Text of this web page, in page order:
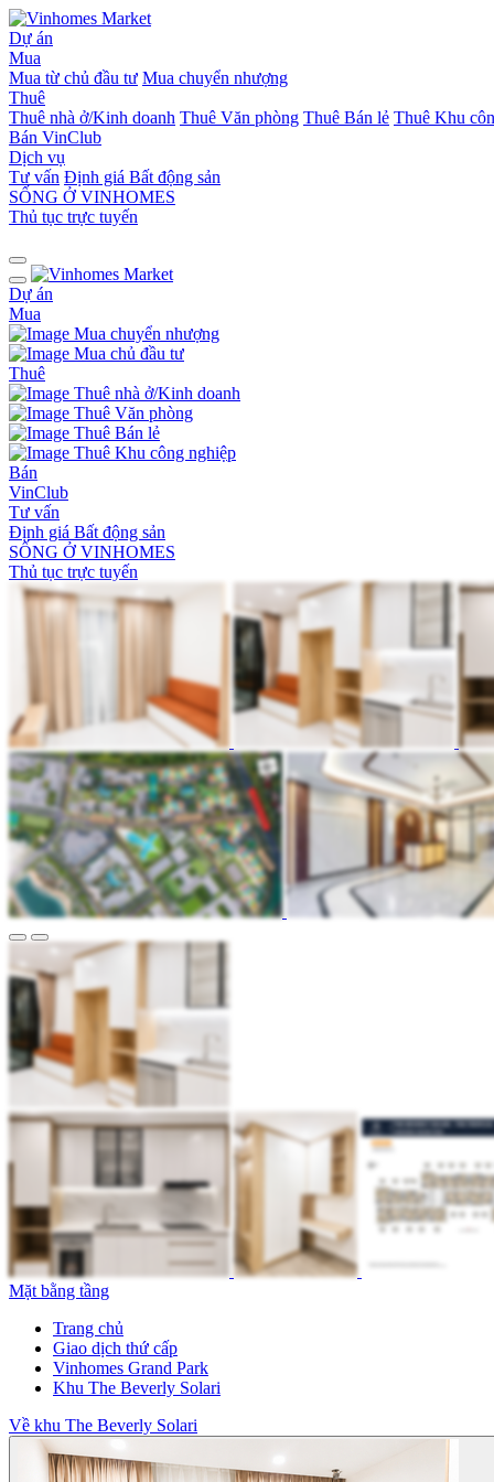
Dự án
Mua
Mua từ chủ đầu tư Mua chuyển nhượng
Thuê
Thuê nhà ở/Kinh doanh Thuê Văn phòng Thuê Bán lẻ Thuê Khu
Bán VinClub
Dịch vụ
Tư vấn Định giá Bất động sản
SỐNG Ở VINHOMES
Thủ tục trực tuyến
Dự án
Mua
Mua chuyển nhượng
Mua chủ đầu tư
Thuê
Thuê nhà ở/Kinh doanh
Thuê Văn phòng
Thuê Bán lẻ
Thuê Khu công nghiệp
Bán
VinClub
Tư vấn
Định giá Bất động sản
SỐNG Ở VINHOMES
Thủ tục trực tuyến
Mặt bằng tầng
Trang chủ
Giao dịch thứ cấp
Vinhomes Grand Park
Khu The Beverly Solari
Về khu The Beverly Solari